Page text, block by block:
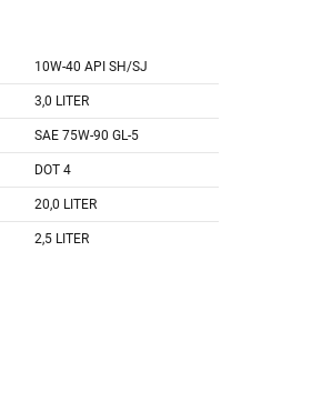
10W-40 API SH/SJ
3,0 LITER
SAE 75W-90 GL-5
DOT 4
20,0 LITER
2,5 LITER